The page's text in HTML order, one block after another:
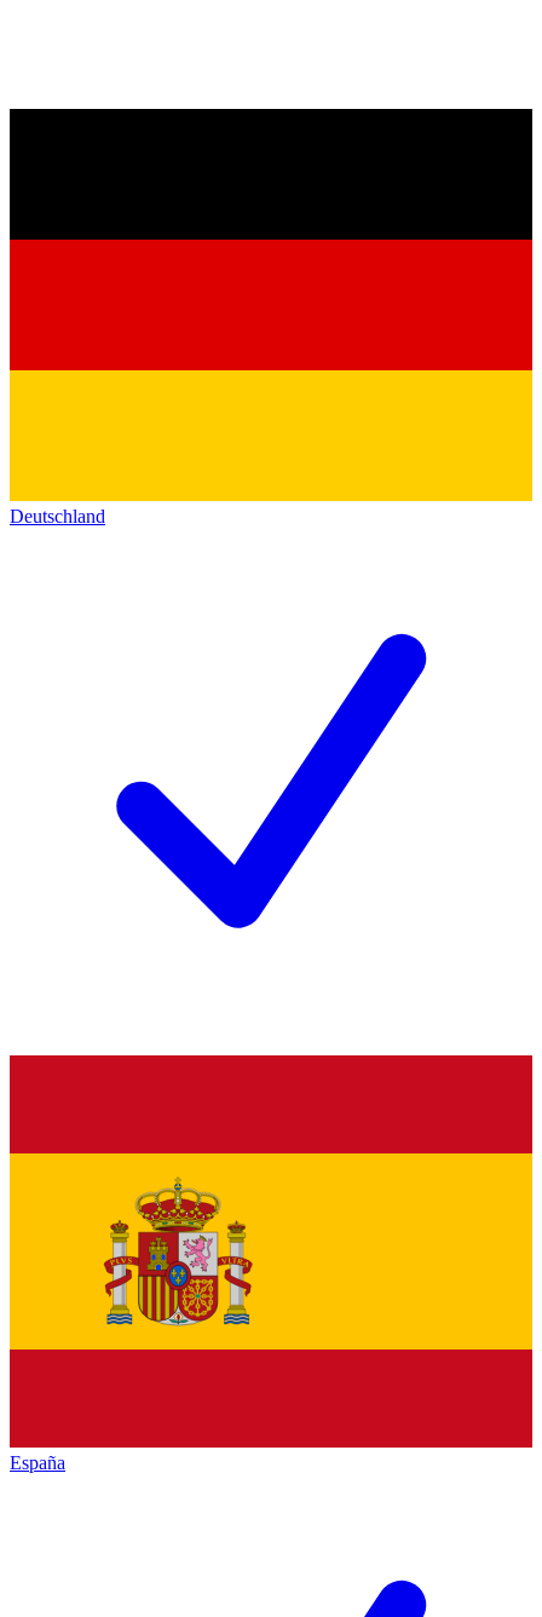
Deutschland
España